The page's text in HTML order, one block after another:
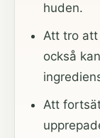
huden.
Att tro
också
Att